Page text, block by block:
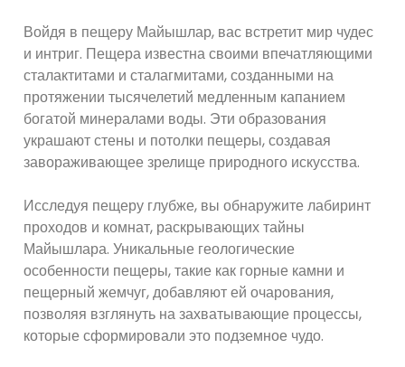
Войдя в пещеру Майышлар, вас встретит мир чудес
и интриг. Пещера известна своими впечатляющими
сталактитами и сталагмитами, созданными на
протяжении тысячелетий медленным капанием
богатой минералами воды. Эти образования
украшают стены и потолки пещеры, создавая
завораживающее зрелище природного искусства.
Исследуя пещеру глубже, вы обнаружите лабиринт
проходов и комнат, раскрывающих тайны
Майышлара. Уникальные геологические
особенности пещеры, такие как горные камни и
пещерный жемчуг, добавляют ей очарования,
позволяя взглянуть на захватывающие процессы,
которые сформировали это подземное чудо.